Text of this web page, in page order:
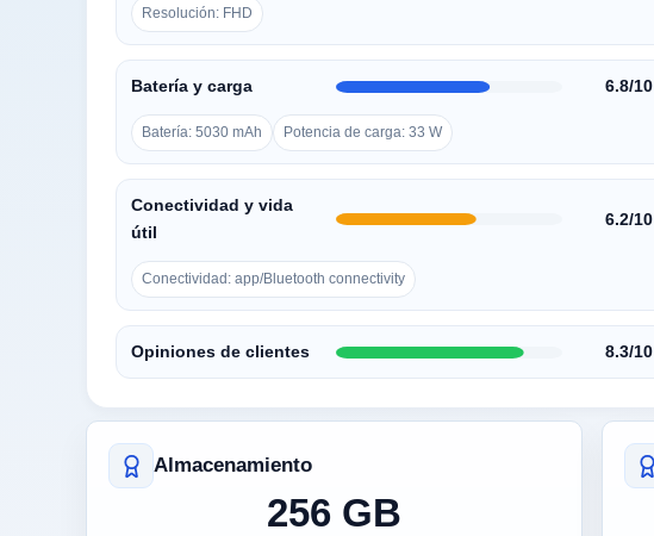
Resolución: FHD
Batería y carga 6.8/10
Batería: 5030 mAh Potencia de carga: 33 W
Conectividad y vida
útil
6.2/10
Conectividad: app/Bluetooth connectivity
Opiniones de clientes 8.3/10
Almacenamiento
256 GB